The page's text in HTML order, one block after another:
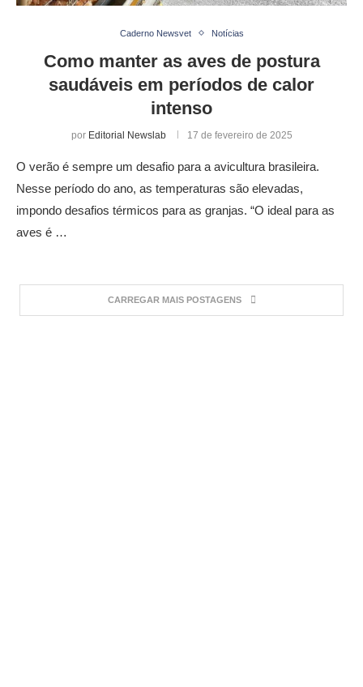
Caderno Newsvet Notícias
Como manter as aves de postura
saudáveis em períodos de calor
intenso
por Editorial Newslab 17 de fevereiro de 2025
O verão é sempre um desafio para a avicultura brasileira.
Nesse período do ano, as temperaturas são elevadas,
impondo desafios térmicos para as granjas. “O ideal para as
aves é …
CARREGAR MAIS POSTAGENS